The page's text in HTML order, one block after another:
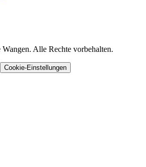
Alle Rechte vorbehalten.
Cookie-Einstellungen